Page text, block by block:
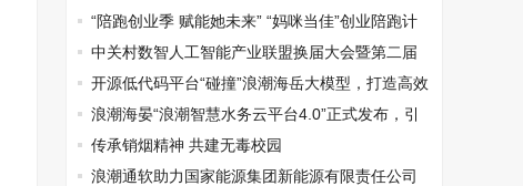
能+……再上热榜
“陪跑创业季 赋能她未来” “妈咪当佳”创业陪跑计
划在京启动
中关村数智人工智能产业联盟换届大会暨第二届
第一次会员大会顺利召开
开源低代码平台“碰撞”浪潮海岳大模型，打造高效
智能开发新体验
浪潮海晏“浪潮智慧水务云平台4.0”正式发布，引
领智慧水务新纪元
传承销烟精神 共建无毒校园
浪潮通软助力国家能源集团新能源有限责任公司